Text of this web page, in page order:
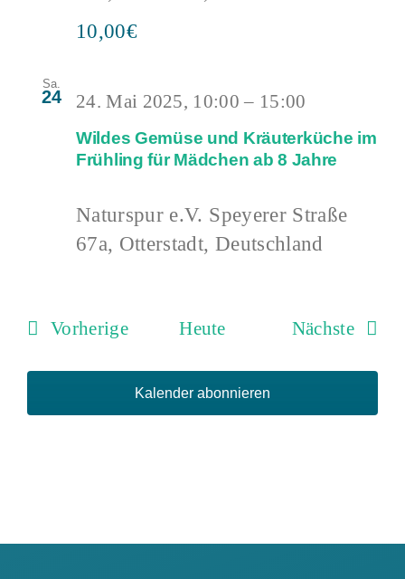
10,00€
Sa.
24
Wildes Gemüse und Kräuterküche im
Frühling für Mädchen ab 8 Jahre
24. Mai 2025, 10:00 – 15:00
Naturspur e.V. Speyerer Straße
67a, Otterstadt, Deutschland
VorherigeVeranstaltungen
Heute Nächste
Kalender abonnieren